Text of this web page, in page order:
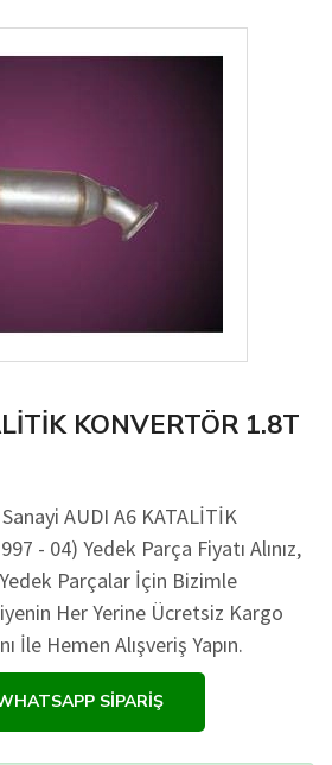
KONVERTÖR 1.8T
AUDI A6 KATALİTİK
- 04) Yedek Parça Fiyatı Alınız,
Parçalar İçin Bizimle
Her Yerine Ücretsiz Kargo
İle Hemen Alışveriş Yapın.
SIPARIŞ